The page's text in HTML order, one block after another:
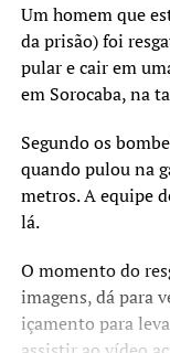
Um homem que
da prisão) foi
pular e cair em
em Sorocaba, na
Segundo os
quando pulou na
metros. A equipe
lá.
O momento do
imagens, dá para
içamento para